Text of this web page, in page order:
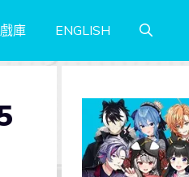
庫 ENGLISH